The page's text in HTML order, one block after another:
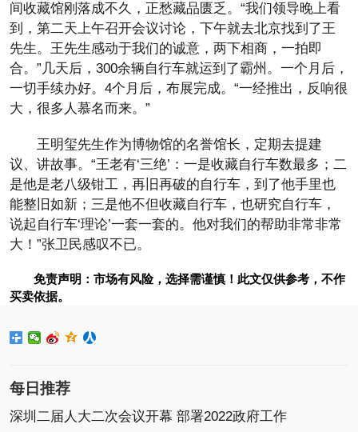
间收藏馆刚落成不久，正愁藏品匮乏。“我们领导晚上看
到，第二天上午召开会议讨论，下午就去北京找到了王
先生。王先生感动于我们的诚意，两下相商，一拍即
合。”几天后，300余辆自行车就运到了霸州。一个月后，
一切手续办好。4个月后，布展完成。“一经推出，反响很
大，很多人慕名而来。”
王明玺先生作为博物馆的名誉馆长，定期去提建
议、讲故事。“王老有‘三绝’：一是收藏自行车数最多；二
是他是老八级钳工，再旧再破的自行车，到了他手里也
能整旧如新；三是他不但收藏自行车，也研究自行车，
说起自行车‘理论’一套一套的。他对我们的帮助非常非常
大！”张卫民感叹不已。
免责声明：市场有风险，选择需谨慎！此文仅供参考，不作
买卖依据。
每日推荐
深圳二届人大二次会议开幕 部署2022政府工作